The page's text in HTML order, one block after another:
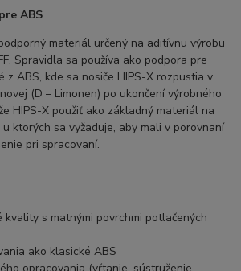
ABS
materiál určený na aditívnu výrobu
Spravidla sa používa ako podpora pre
z ABS, kde sa nosiče HIPS-X rozpustia v
(D – Limonen) po ukončení výrobného
HIPS-X použiť ako základný materiál na
ktorých sa vyžaduje, aby mali v porovnaní
pri spracovaní.
kvality s matnými povrchmi potlačených
ako klasické ABS